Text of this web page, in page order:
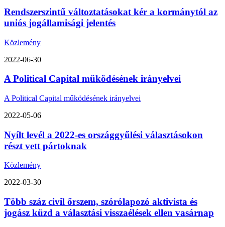
Rendszerszintű változtatásokat kér a kormánytól az
uniós jogállamisági jelentés
Közlemény
2022-06-30
A Political Capital működésének irányelvei
A Political Capital működésének irányelvei
2022-05-06
Nyílt levél a 2022-es országgyűlési választásokon
részt vett pártoknak
Közlemény
2022-03-30
Több száz civil őrszem, szórólapozó aktivista és
jogász küzd a választási visszaélések ellen vasárnap